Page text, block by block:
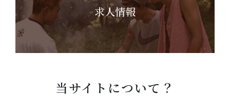
求人情報
当サイトについて？